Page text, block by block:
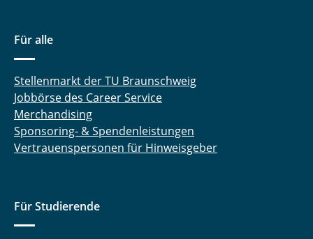
Für alle
Stellenmarkt der TU Braunschweig
Jobbörse des Career Service
Merchandising
Sponsoring- & Spendenleistungen
Vertrauenspersonen für Hinweisgeber
Für Studierende